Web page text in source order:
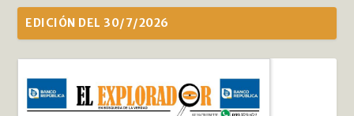
EDICIÓN DEL 30/7/2026